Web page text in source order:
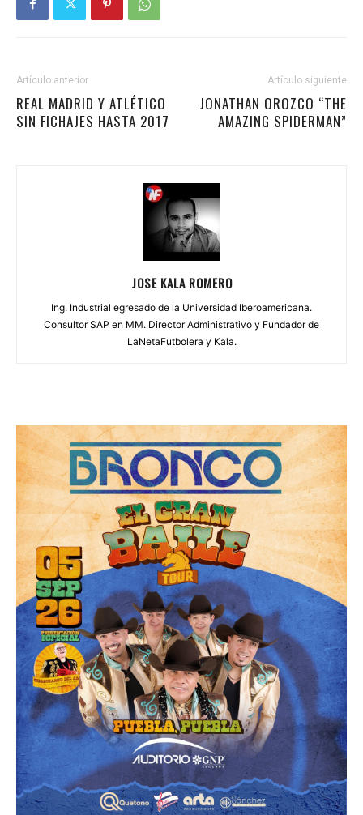
Artículo anterior
REAL MADRID Y ATLÉTICO
SIN FICHAJES HASTA 2017
Artículo siguiente
JONATHAN OROZCO “THE
AMAZING SPIDERMAN”
JOSE KALA ROMERO
Ing. Industrial egresado de la Universidad Iberoamericana.
Consultor SAP en MM. Director Administrativo y Fundador de
LaNetaFutbolera y Kala.